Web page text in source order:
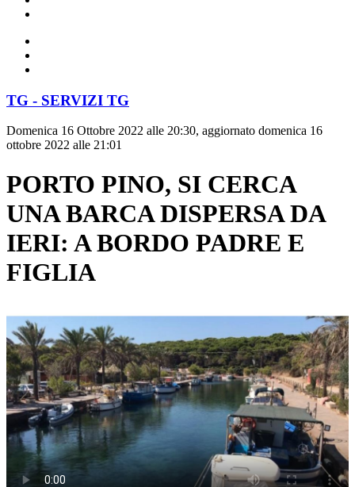
TG - SERVIZI TG
Domenica 16 Ottobre 2022 alle 20:30, aggiornato domenica 16
ottobre 2022 alle 21:01
PORTO PINO, SI CERCA
UNA BARCA DISPERSA DA
IERI: A BORDO PADRE E
FIGLIA